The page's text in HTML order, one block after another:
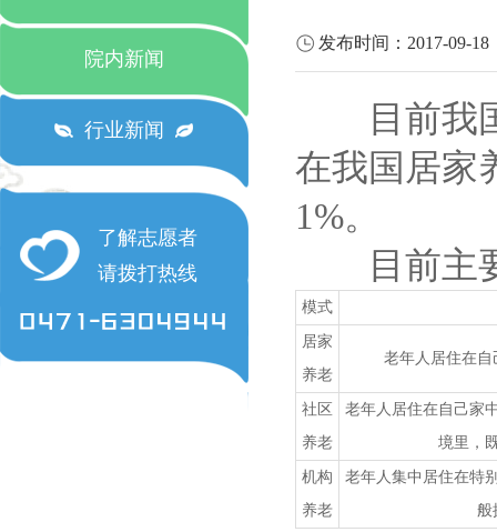
院内新闻
行业新闻
了解志愿者
请拨打热线
发布时间： 2017-09-18
目前我国
在我国居家
1%。
目前主要
模式
居家
养老
老年人居住在
社区
养老
老年人居住在自己家
境里，
机构
养老
老年人集中居住在特
般